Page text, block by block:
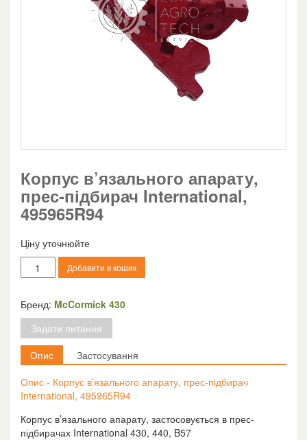
Корпус в’язального апарату,
прес-підбирач International,
495965R94
Ціну уточнюйте
Корпус
в'язального
прес-
підбирач
International,
495965R94
кількість
Добавити в кошик
Бренд: McCormick 430
Задати питання
Опис
Застосування
Опис - Корпус в’язального апарату, прес-підбирач
International, 495965R94
Корпус в’язального апарату, застосовується в прес-
підбирачах International 430, 440, B57